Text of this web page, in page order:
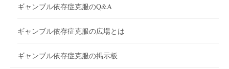
ギャンブル依存症克服のQ&A
ギャンブル依存症克服の広場とは
ギャンブル依存症克服の掲示板